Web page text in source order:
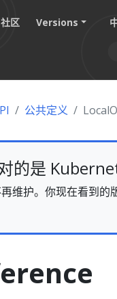
社区 Versions
公共定义
的是
维护。你现在看到的